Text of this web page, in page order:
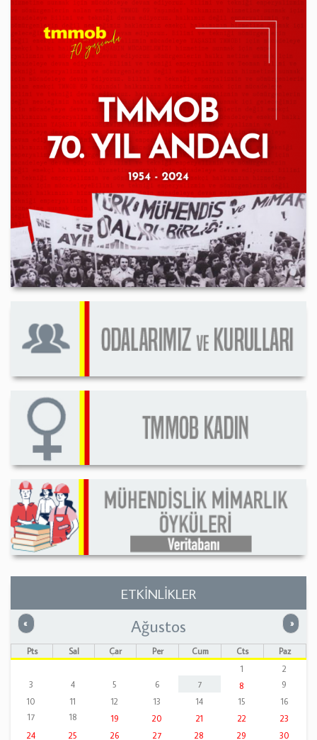
ETKİNLİKLER
« Önceki »
Ağustos
Pts Sal Çar Per Cum Cts
Paz
1
2
3
4 5 6 7 8
9
10
11 12 13 14 15
16
17
18 19 20 21 22
23
24
25 26 27 28 29
30